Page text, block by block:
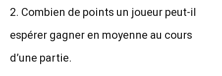
2. Combien de points un joueur peut-il
espérer gagner en moyenne au cours
d’une partie.